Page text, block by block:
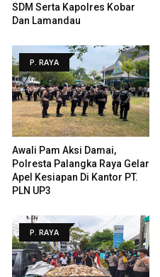
SDM Serta Kapolres Kobar
Dan Lamandau
P. RAYA
Awali Pam Aksi Damai,
Polresta Palangka Raya Gelar
Apel Kesiapan Di Kantor PT.
PLN UP3
P. RAYA